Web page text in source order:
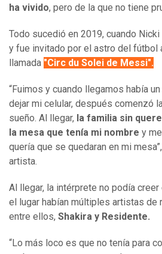
ha vivido, pero de la que no tiene
Todo sucedió en 2019, cuando
y fue invitado por el astro del fútbol
llamada "Circ du Solei de Messi".
“Fuimos y cuando llegamos había
dejar mi celular, después comenzó
sueño. Al llegar, la familia sin
la mesa que tenía mi nombre y
quería que se quedaran en mi
artista.
Al llegar, la intérprete no podía
el lugar habían múltiples artistas de
entre ellos, Shakira y Residente.
“Lo más loco es que no tenía para